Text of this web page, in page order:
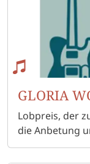
GLORIA
Lobpreis, der
die Anbetung und ins
Musikgruppen
Gottesdienste In Bloom: Diese Combo (junge